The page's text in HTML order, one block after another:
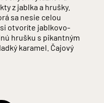
z jablka a hrušky.
sa nesie celou
otvoríte jablkovo-
hrušku s pikantným
karamel. Čajový